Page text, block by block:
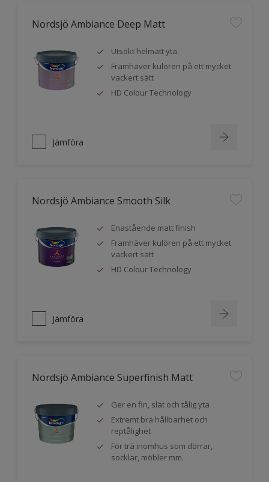
Nordsjö Ambiance Deep Matt
Utsökt helmatt yta
Framhäver kulören på ett mycket
vackert sätt
HD Colour Technology
Jämföra
Nordsjö Ambiance Smooth Silk
Enastående matt finish
Framhäver kulören på ett mycket
vackert sätt
HD Colour Technology
Jämföra
Nordsjö Ambiance Superfinish Matt
Ger en fin, slät och tålig yta
Extremt bra hållbarhet och
reptålighet
För trä inomhus som dörrar,
socklar, möbler mm.